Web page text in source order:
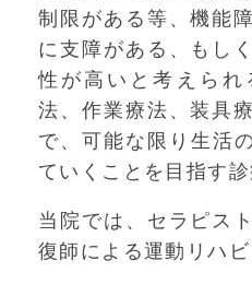
制限がある等、機能
に支障がある、もし
性が高いと考えられ
法、作業療法、装具
で、可能な限り生活
ていくことを目指す
当院では、セラピス
復師による運動リハビ